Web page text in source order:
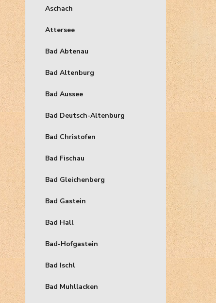
Aschach
Attersee
Bad Abtenau
Bad Altenburg
Bad Aussee
Bad Deutsch-Altenburg
Bad Christofen
Bad Fischau
Bad Gleichenberg
Bad Gastein
Bad Hall
Bad-Hofgastein
Bad Ischl
Bad Muhllacken